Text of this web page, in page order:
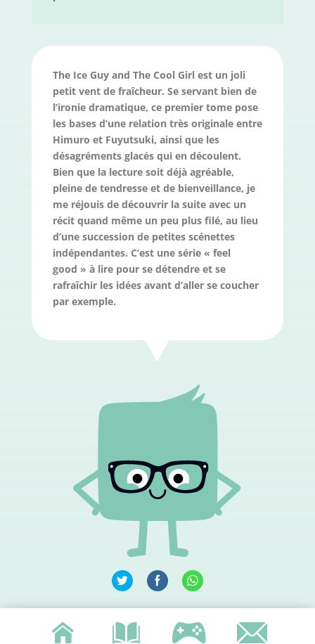
The Ice Guy and The Cool Girl est un joli
petit vent de fraîcheur. Se servant bien de
l’ironie dramatique, ce premier tome pose
les bases d’une relation très originale entre
Himuro et Fuyutsuki, ainsi que les
désagréments glacés qui en découlent.
Bien que la lecture soit déjà agréable,
pleine de tendresse et de bienveillance, je
me réjouis de découvrir la suite avec un
récit quand même un peu plus filé, au lieu
d’une succession de petites scénettes
indépendantes. C’est une série « feel
good » à lire pour se détendre et se
rafraîchir les idées avant d’aller se coucher
par exemple.